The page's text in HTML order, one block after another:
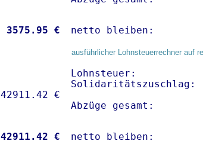
3575.95 € netto bleiben:
ausführlicher Lohnsteuerrechner auf
Lohnsteuer:           -
Solidaritätszuschlag:
Abzüge gesamt:
42911.42 € netto bleiben: